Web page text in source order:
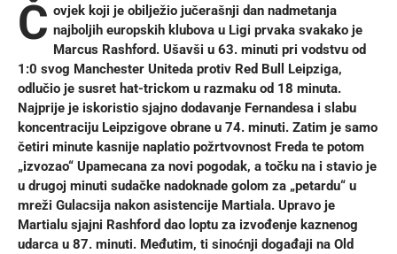
Č ovjek koji je obilježio jučerašnji dan nadmetanja
najboljih europskih klubova u Ligi prvaka svakako je
Marcus Rashford. Ušavši u 63. minuti pri vodstvu od
1:0 svog Manchester Uniteda protiv Red Bull Leipziga,
odlučio je susret hat-trickom u razmaku od 18 minuta.
Najprije je iskoristio sjajno dodavanje Fernandesa i slabu
koncentraciju Leipzigove obrane u 74. minuti. Zatim je samo
četiri minute kasnije naplatio požrtvovnost Freda te potom
„izvozao“ Upamecana za novi pogodak, a točku na i stavio je
u drugoj minuti sudačke nadoknade golom za „petardu“ u
mreži Gulacsija nakon asistencije Martiala. Upravo je
Martialu sjajni Rashford dao loptu za izvođenje kaznenog
udarca u 87. minuti. Međutim, ti sinoćnji događaji na Old